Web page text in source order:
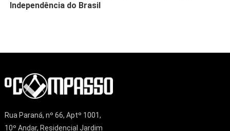
Independência do Brasil
Rua Paraná, nº 66, Aptº 1001,
10º Andar, Residencial Jardim